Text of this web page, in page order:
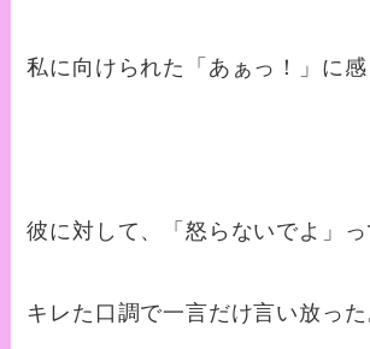
私に向けられた「あぁっ！」に感
彼に対して、「怒らないでよ」っ
キレた口調で一言だけ言い放った